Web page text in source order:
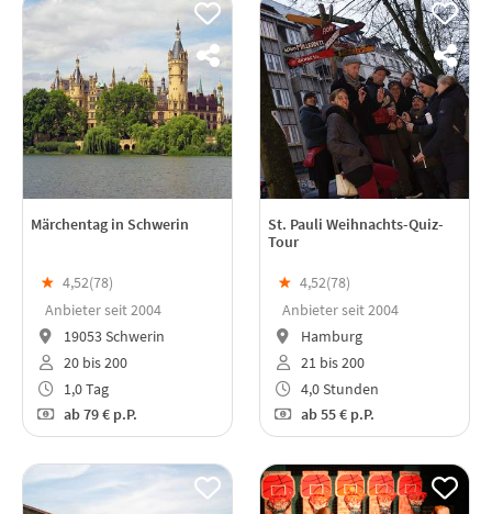
Märchentag in Schwerin
★ 4,52(78)
Anbieter seit 2004
19053 Schwerin
20 bis 200
1,0 Tag
ab79 € p.P.
St. Pauli Weihnachts-Quiz-
Tour
★ 4,52(78)
Anbieter seit 2004
Hamburg
21 bis 200
4,0 Stunden
ab55 € p.P.